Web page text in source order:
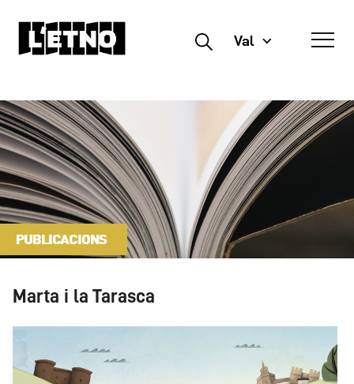
Buscar Val
PUBLICACIONS
Marta i la Tarasca